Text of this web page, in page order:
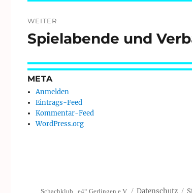
WEITER
Nächster
Spielabende und
META
Anmelden
Eintrags-Feed
Kommentar-Feed
WordPress.org
Schachklub „e4“ Gerlingen e.V. Datenschutz